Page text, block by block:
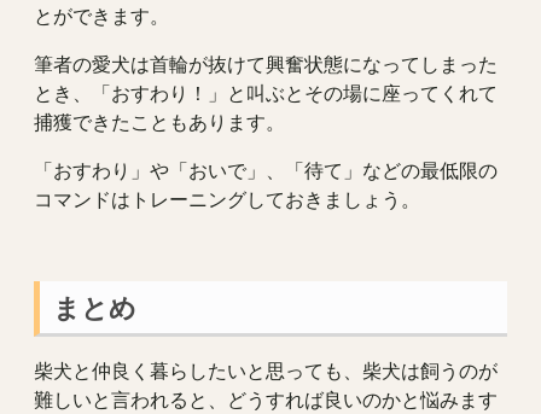
とができます。
筆者の愛犬は首輪が抜けて興奮状態になってしまった
とき、「おすわり！」と叫ぶとその場に座ってくれて
捕獲できたこともあります。
「おすわり」や「おいで」、「待て」などの最低限の
コマンドはトレーニングしておきましょう。
まとめ
柴犬と仲良く暮らしたいと思っても、柴犬は飼うのが
難しいと言われると、どうすれば良いのかと悩みます